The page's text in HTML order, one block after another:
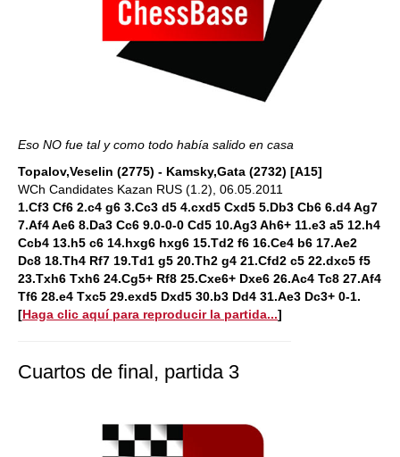
Eso NO fue tal y como todo había salido en casa
Topalov,Veselin (2775) - Kamsky,Gata (2732) [A15]
WCh Candidates Kazan RUS (1.2), 06.05.2011
1.Cf3 Cf6 2.c4 g6 3.Cc3 d5 4.cxd5 Cxd5 5.Db3 Cb6 6.d4 Ag7
7.Af4 Ae6 8.Da3 Cc6 9.0-0-0 Cd5 10.Ag3 Ah6+ 11.e3 a5 12.h4
Ccb4 13.h5 c6 14.hxg6 hxg6 15.Td2 f6 16.Ce4 b6 17.Ae2
Dc8 18.Th4 Rf7 19.Td1 g5 20.Th2 g4 21.Cfd2 c5 22.dxc5 f5
23.Txh6 Txh6 24.Cg5+ Rf8 25.Cxe6+ Dxe6 26.Ac4 Tc8 27.Af4
Tf6 28.e4 Txc5 29.exd5 Dxd5 30.b3 Dd4 31.Ae3 Dc3+ 0-1.
[Haga clic aquí para reproducir la partida...]
Cuartos de final, partida 3